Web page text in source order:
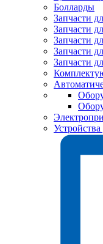
Болларды
Запчасти
Запчасти
Запчасти
Запчасти
Запчасти